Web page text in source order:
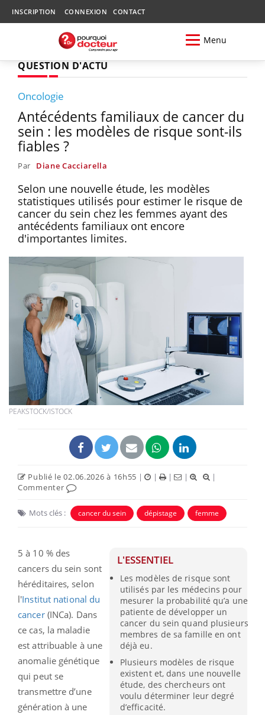
INSCRIPTION CONNEXION CONTACT
Menu
QUESTION D'ACTU
Oncologie
Antécédents familiaux de cancer du
sein : les modèles de risque sont-ils
fiables ?
Par Diane Cacciarella
Selon une nouvelle étude, les modèles
statistiques utilisés pour estimer le risque de
cancer du sein chez les femmes ayant des
antécédents familiaux ont encore
d'importantes limites.
PEAKSTOCK/ISTOCK
Publié le 02.06.2026 à 16h55 | | | |
|
Commenter
Mots clés : cancer du sein dépistage femme
L'ESSENTIEL
Les modèles de risque sont
utilisés par les médecins pour
mesurer la probabilité qu’a une
patiente de développer un
cancer du sein quand plusieurs
membres de sa famille en ont
déjà eu.
Plusieurs modèles de risque
existent et, dans une nouvelle
étude, des chercheurs ont
voulu déterminer leur degré
d’efficacité.
5 à 10 % des
cancers du sein sont
héréditaires, selon
l'Institut national du
cancer(INCa). Dans
ce cas, la maladie
est attribuable à une
anomalie génétique
qui peut se
transmettre d’une
génération à une